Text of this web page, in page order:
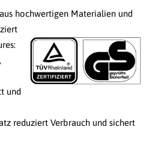
hochwertigen Materialien und
und
reduziert Verbrauch und sichert